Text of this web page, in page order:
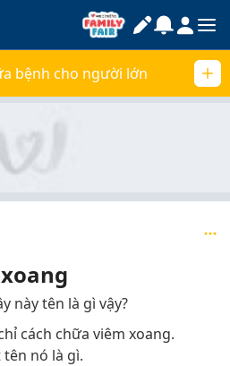
bệnh cho người lớn
này tên là gì vậy?
cách chữa viêm xoang.
nó là gì.